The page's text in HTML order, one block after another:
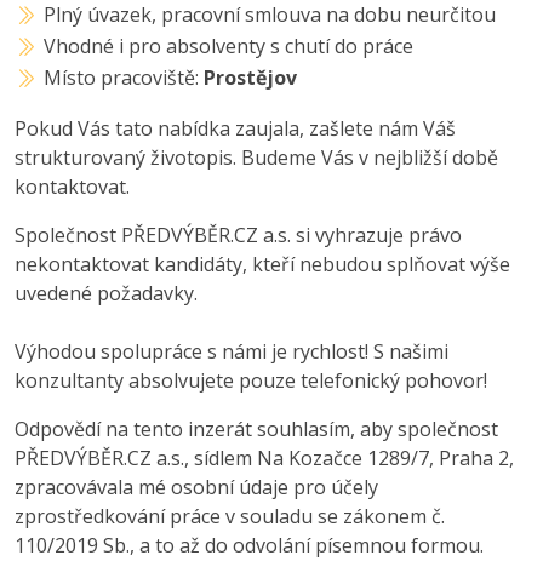
Plný úvazek, pracovní smlouva na dobu neurčitou
Vhodné i pro absolventy s chutí do práce
Místo pracoviště: Prostějov
Pokud Vás tato nabídka zaujala, zašlete nám Váš
strukturovaný životopis. Budeme Vás v nejbližší době
kontaktovat.
Společnost PŘEDVÝBĚR.CZ a.s. si vyhrazuje právo
nekontaktovat kandidáty, kteří nebudou splňovat výše
uvedené požadavky.
Výhodou spolupráce s námi je rychlost! S našimi
konzultanty absolvujete pouze telefonický pohovor!
Odpovědí na tento inzerát souhlasím, aby společnost
PŘEDVÝBĚR.CZ a.s., sídlem Na Kozačce 1289/7, Praha 2,
zpracovávala mé osobní údaje pro účely
zprostředkování práce v souladu se zákonem č.
110/2019 Sb., a to až do odvolání písemnou formou.